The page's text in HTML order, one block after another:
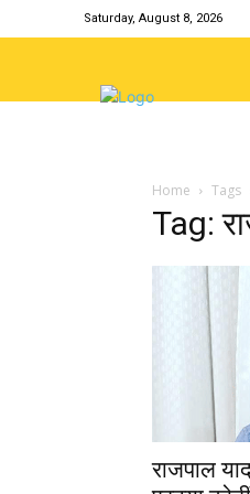
Saturday, August 8, 2026
Home Tags
Tag:
राजपाल